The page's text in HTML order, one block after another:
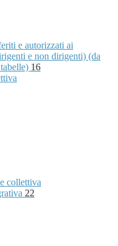
e autorizzati ai
e non dirigenti) (da
16
collettiva
22